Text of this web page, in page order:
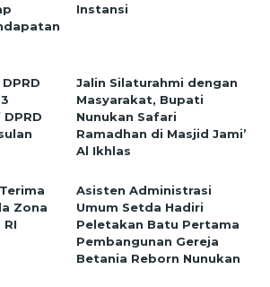
Instansi
Jalin Silaturahmi dengan
Masyarakat, Bupati
Nunukan Safari
Ramadhan di Masjid Jami’
Al Ikhlas
Zona
Asisten Administrasi
Umum Setda Hadiri
Peletakan Batu Pertama
Pembangunan Gereja
Betania Reborn Nunukan